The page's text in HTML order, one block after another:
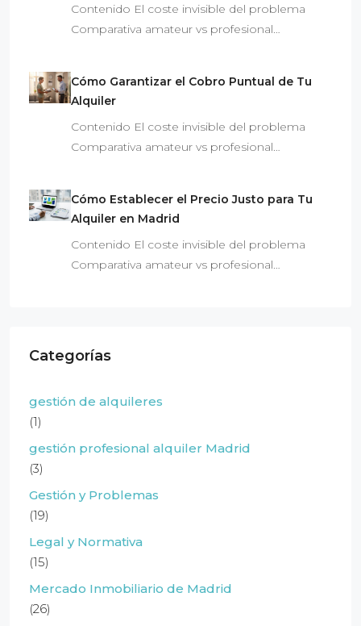
Contenido El coste invisible del problema
Comparativa amateur vs profesional…
Cómo Garantizar el Cobro Puntual de Tu
Alquiler
Contenido El coste invisible del problema
Comparativa amateur vs profesional…
Cómo Establecer el Precio Justo para Tu
Alquiler en Madrid
Contenido El coste invisible del problema
Comparativa amateur vs profesional…
Categorías
gestión de alquileres
(1)
gestión profesional alquiler Madrid
(3)
Gestión y Problemas
(19)
Legal y Normativa
(15)
Mercado Inmobiliario de Madrid
(26)